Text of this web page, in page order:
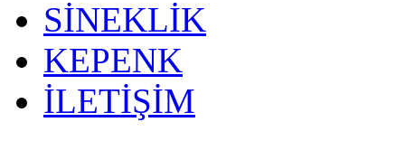
SİNEKLİK
KEPENK
İLETİŞİM